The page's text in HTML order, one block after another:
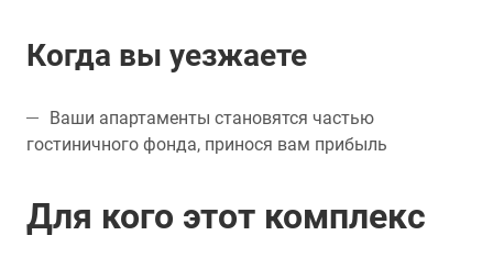
Когда вы уезжаете
Ваши апартаменты становятся частью
гостиничного фонда, принося вам прибыль
Для кого этот комплекс